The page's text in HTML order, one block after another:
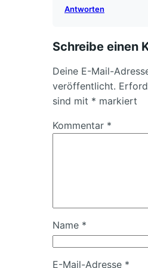
Antworten
Schreibe einen
Deine E-Mail-
veröffentlicht.
sind mit * markiert
Kommentar *
Name *
E-Mail-Adresse *